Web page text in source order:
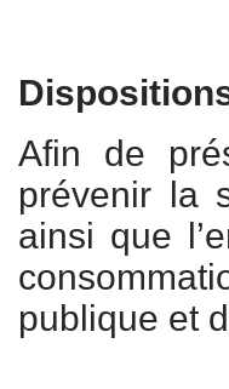
Afin de
prévenir la
ainsi que
publique et